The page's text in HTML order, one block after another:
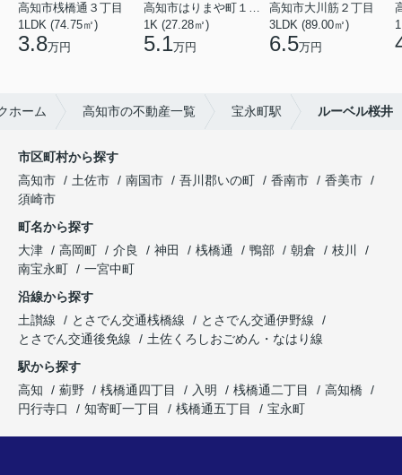
高知市桟橋通３丁目
1LDK (74.75㎡)
3.8万円
高知市はりまや町１丁目
1K (27.28㎡)
5.1万円
高知市大川筋２丁目
3LDK (89.00㎡)
6.5万円
ホーム 高知市の不動産一覧 宝永町駅 ルーベル桜井
市区町村から探す
高知市
土佐市 南国市 吾川郡いの町 香南市
香美市
須崎市
町名から探す
大津
高岡町 介良 神田 桟橋通 鴨部 朝倉
枝川
南宝永町
一宮中町
沿線から探す
土讃線
とさでん交通桟橋線
とさでん交通伊野線
とさでん交通後免線
土佐くろしおごめん・なはり線
駅から探す
高知
薊野 桟橋通四丁目 入明 桟橋通二丁目
高知橋
円行寺口
知寄町一丁目 桟橋通五丁目 宝永町